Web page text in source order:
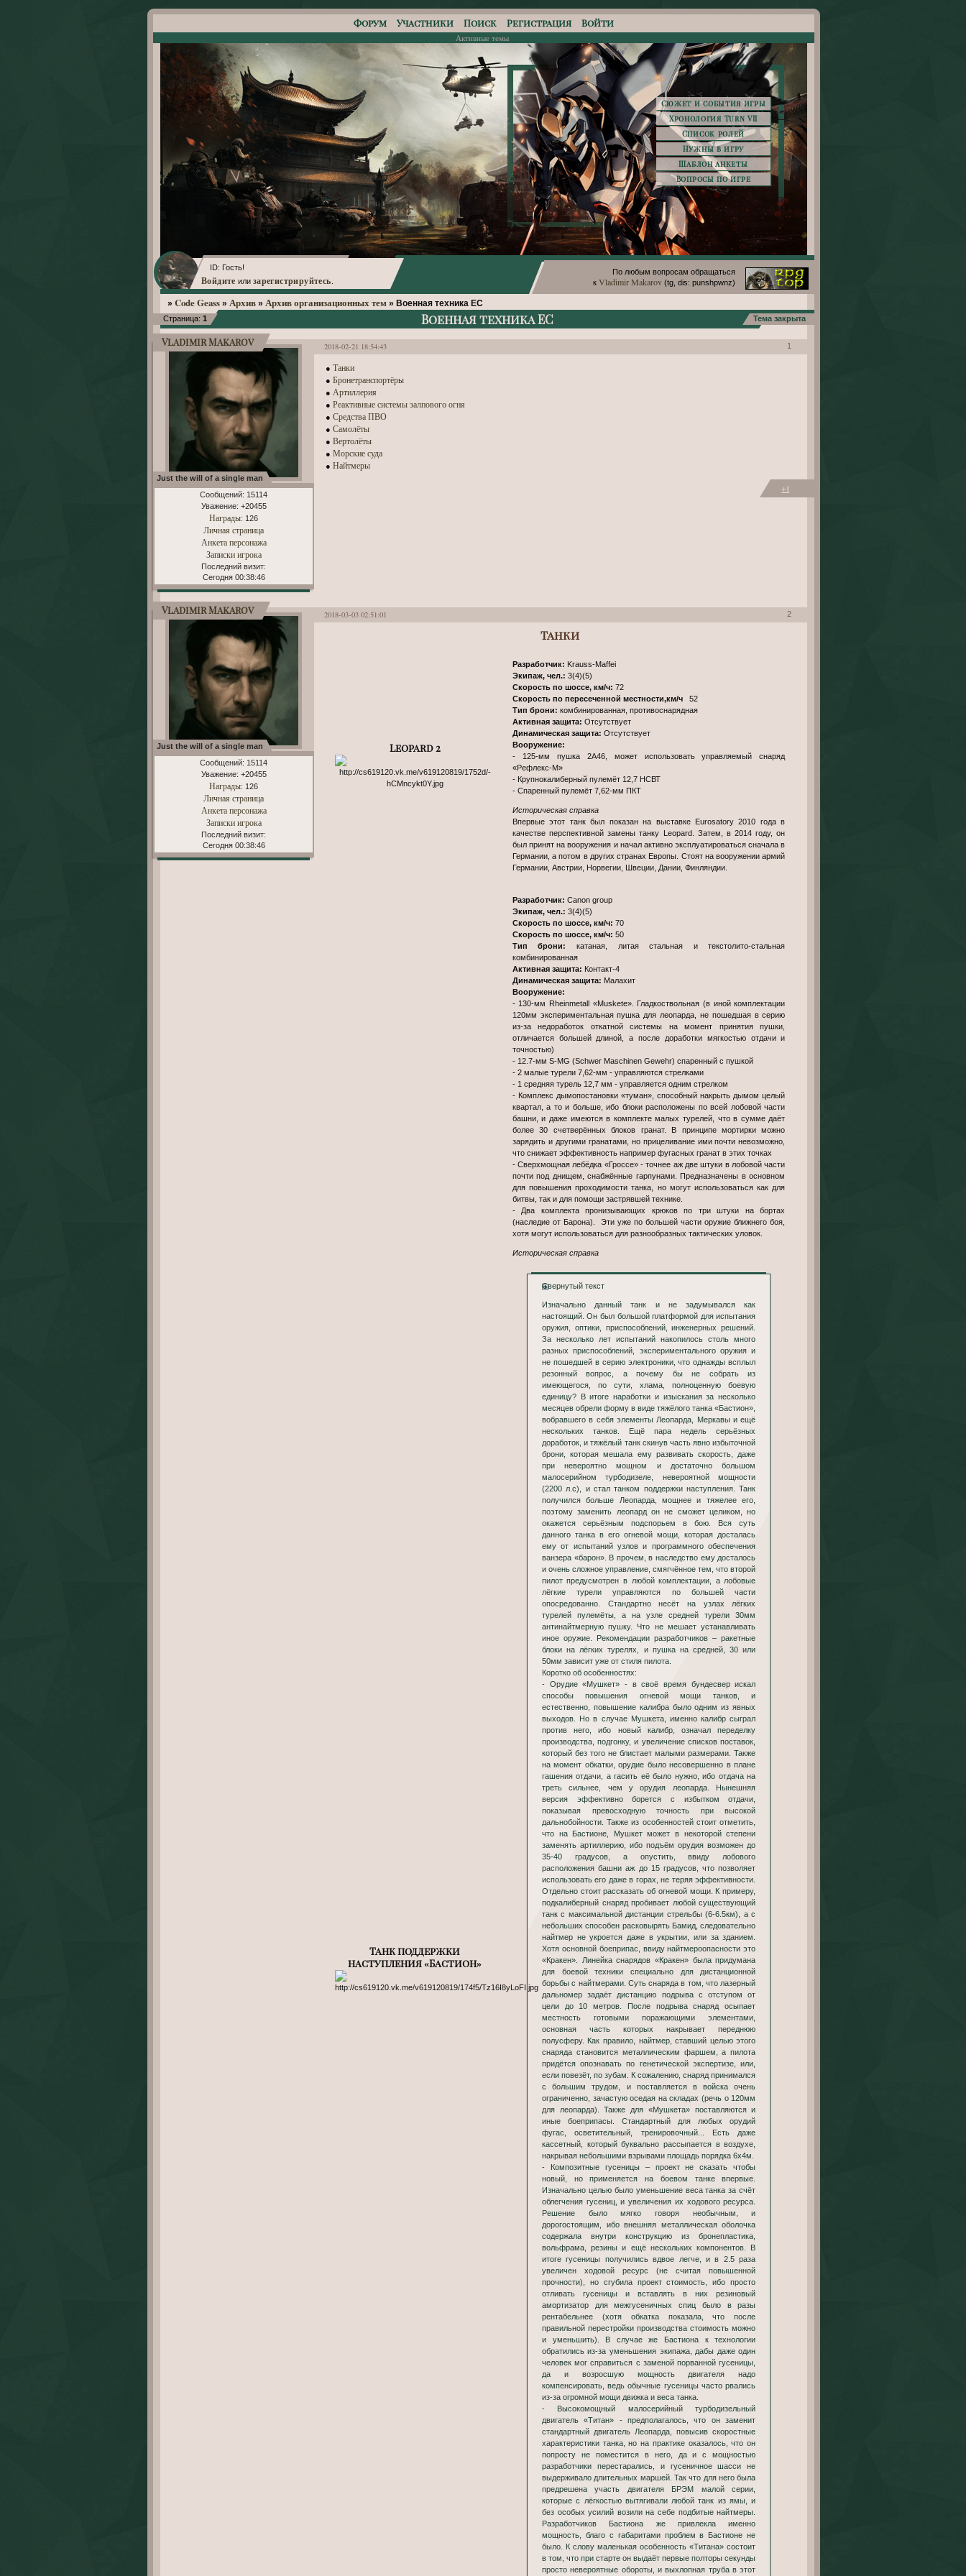
Сюжет и события игры
Хронология Turn VII
Список ролей
Нужны в игру
Шаблон анкеты
Вопросы по игре
По любым вопросам обращаться
к Vladimir Makarov (tg, dis: punshpwnz)
Форум Участники Поиск Регистрация Войти
Активные темы
ID: Гость!
Войдите или зарегистрируйтесь
» Code Geass » Архив » Архив организационных тем » Военная техника ЕС
Военная техника ЕС
Страница: 1 Тема закрыта
1
2018-02-21 18:54:43
Vladimir Makarov
Just the will of a single man
Сообщений: 15114
Уважение: +20455
Награды: 126
Личная страница
Анкета персонажа
Записки игрока
Последний визит:
Сегодня 00:38:46
● Танки
● Бронетранспортёры
● Артиллерия
● Реактивные системы залпового огня
● Средства ПВО
● Самолёты
● Вертолёты
● Морские суда
● Найтмеры
+1
2
2018-03-03 02:51:01
Vladimir Makarov
Just the will of a single man
Сообщений: 15114
Уважение: +20455
Награды: 126
Личная страница
Анкета персонажа
Записки игрока
Последний визит:
Сегодня 00:38:46
Танки
Leopard 2
Разработчик: Krauss-Maffei
Экипаж, чел.: 3(4)(5)
Скорость по шоссе, км/ч: 72
Скорость по пересеченной местности,км/ч
52
Тип брони: комбинированная, противоснарядная
Активная защита: Отсутствует
Динамическая защита: Отсутствует
Вооружение:
- 125-мм пушка 2А46, может использовать управляемый снаряд
«Рефлекс-М»
- Крупнокалиберный пулемёт 12,7 НСВТ
- Спаренный пулемёт 7,62-мм ПКТ
Историческая справка
Впервые этот танк был показан на выставке Eurosatory 2010 года в
качестве перспективной замены танку Leopard. Затем, в 2014 году, он
был принят на вооружения и начал активно эксплуатироваться сначала в
Германии, а потом в других странах Европы. Стоят на вооружении армий
Германии, Австрии, Норвегии, Швеции, Дании, Финляндии.
Танк поддержки
наступления «Бастион»
Разработчик: Canon group
Экипаж, чел.: 3(4)(5)
Скорость по шоссе, км/ч: 70
Скорость по шоссе, км/ч: 50
Тип брони:
катаная, литая стальная и текстолито-стальная
комбинированная
Активная защита: Контакт-4
Динамическая защита: Малахит
Вооружение:
- 130-мм Rheinmetall «Muskete». Гладкоствольная (в иной комплектации
120мм экспериментальная пушка для леопарда, не пошедшая в серию
из-за недоработок откатной системы на момент принятия пушки,
отличается большей длиной, а после доработки мягкостью отдачи и
точностью)
- 12.7-мм S-MG (Schwer Maschinen Gewehr) спаренный с пушкой
- 2 малые турели 7,62-мм - управляются стрелками
- 1 средняя турель 12,7 мм - управляется одним стрелком
- Комплекс дымопостановки «туман», способный накрыть дымом целый
квартал, а то и больше, ибо блоки расположены по всей лобовой части
башни, и даже имеются в комплекте малых турелей, что в сумме даёт
более 30 счетверённых блоков гранат. В принципе мортирки можно
зарядить и другими гранатами, но прицеливание ими почти невозможно,
что снижает эффективность например фугасных гранат в этих точках
- Сверхмощная лебёдка «Гроссе» - точнее аж две штуки в лобовой части
почти под днищем, снабжённые гарпунами. Предназначены в основном
для повышения проходимости танка, но могут использоваться как для
битвы, так и для помощи застрявшей технике.
- Два комплекта пронизывающих крюков по три штуки на бортах
(наследие от Барона). Эти уже по большей части оружие ближнего боя,
хотя могут использоваться для разнообразных тактических уловок.
Историческая справка
Свернутый текст
Изначально данный танк и не задумывался как
настоящий. Он был большой платформой для испытания
оружия, оптики, приспособлений, инженерных решений.
За несколько лет испытаний накопилось столь много
разных приспособлений, экспериментального оружия и
не пошедшей в серию электроники, что однажды всплыл
резонный вопрос, а почему бы не собрать из
имеющегося, по сути, хлама, полноценную боевую
единицу? В итоге наработки и изыскания за несколько
месяцев обрели форму в виде тяжёлого танка «Бастион»,
вобравшего в себя элементы Леопарда, Меркавы и ещё
нескольких танков. Ещё пара недель серьёзных
доработок, и тяжёлый танк скинув часть явно избыточной
брони, которая мешала ему развивать скорость, даже
при невероятно мощном и достаточно большом
малосерийном турбодизеле, невероятной мощности
(2200 л.с), и стал танком поддержки наступления. Танк
получился больше Леопарда, мощнее и тяжелее его,
поэтому заменить леопард он не сможет целиком, но
окажется серьёзным подспорьем в бою. Вся суть
данного танка в его огневой мощи, которая досталась
ему от испытаний узлов и программного обеспечения
ванзера «барон». В прочем, в наследство ему досталось
и очень сложное управление, смягчённое тем, что второй
пилот предусмотрен в любой комплектации, а лобовые
лёгкие турели управляются по большей части
опосредованно. Стандартно несёт на узлах лёгких
турелей пулемёты, а на узле средней турели 30мм
антинайтмерную пушку. Что не мешает устанавливать
иное оружие. Рекомендации разработчиков – ракетные
блоки на лёгких турелях, и пушка на средней, 30 или
50мм зависит уже от стиля пилота.
Коротко об особенностях:
- Орудие «Мушкет» - в своё время бундесвер искал
способы повышения огневой мощи танков, и
естественно, повышение калибра было одним из явных
выходов. Но в случае Мушкета, именно калибр сыграл
против него, ибо новый калибр, означал переделку
производства, подгонку, и увеличение списков поставок,
который без того не блистает малыми размерами. Также
на момент обкатки, орудие было несовершенно в плане
гашения отдачи, а гасить её было нужно, ибо отдача на
треть сильнее, чем у орудия леопарда. Нынешняя
версия эффективно борется с избытком отдачи,
показывая превосходную точность при высокой
дальнобойности. Также из особенностей стоит отметить,
что на Бастионе, Мушкет может в некоторой степени
заменять артиллерию, ибо подъём орудия возможен до
35-40 градусов, а опустить, ввиду лобового
расположения башни аж до 15 градусов, что позволяет
использовать его даже в горах, не теряя эффективности.
Отдельно стоит рассказать об огневой мощи. К примеру,
подкалиберный снаряд пробивает любой существующий
танк с максимальной дистанции стрельбы (6-6.5км), а с
небольших способен расковырять Бамид, следовательно
найтмер не укроется даже в укрытии, или за зданием.
Хотя основной боеприпас, ввиду найтмероопасности это
«Кракен». Линейка снарядов «Кракен» была придумана
для боевой техники специально для дистанционной
борьбы с найтмерами. Суть снаряда в том, что лазерный
дальномер задаёт дистанцию подрыва с отступом от
цели до 10 метров. После подрыва снаряд осыпает
местность готовыми поражающими элементами,
основная часть которых накрывает переднюю
полусферу. Как правило, найтмер, ставший целью этого
снаряда становится металлическим фаршем, а пилота
придётся опознавать по генетической экспертизе, или,
если повезёт, по зубам. К сожалению, снаряд принимался
с большим трудом, и поставляется в войска очень
ограниченно, зачастую оседая на складах (речь о 120мм
для леопарда). Также для «Мушкета» поставляются и
иные боеприпасы. Стандартный для любых орудий
фугас, осветительный, тренировочный... Есть даже
кассетный, который буквально рассыпается в воздухе,
накрывая небольшими взрывами площадь порядка 6х4м.
- Композитные гусеницы – проект не сказать чтобы
новый, но применяется на боевом танке впервые.
Изначально целью было уменьшение веса танка за счёт
облегчения гусениц, и увеличения их ходового ресурса.
Решение было мягко говоря необычным, и
дорогостоящим, ибо внешняя металлическая оболочка
содержала внутри конструкцию из бронепластика,
вольфрама, резины и ещё нескольких компонентов. В
итоге гусеницы получились вдвое легче, и в 2.5 раза
увеличен ходовой ресурс (не считая повышенной
прочности), но сгубила проект стоимость, ибо просто
отливать гусеницы и вставлять в них резиновый
амортизатор для межгусеничных спиц было в разы
рентабельнее (хотя обкатка показала, что после
правильной перестройки производства стоимость можно
и уменьшить). В случае же Бастиона к технологии
обратились из-за уменьшения экипажа, дабы даже один
человек мог справиться с заменой порванной гусеницы,
да и возросшую мощность двигателя надо
компенсировать, ведь обычные гусеницы часто рвались
из-за огромной мощи движка и веса танка.
- Высокомощный малосерийный турбодизельный
двигатель «Титан» - предполагалось, что он заменит
стандартный двигатель Леопарда, повысив скоростные
характеристики танка, но на практике оказалось, что он
попросту не поместится в него, да и с мощностью
разработчики перестарались, и гусеничное шасси не
выдерживало длительных маршей. Так что для него была
предрешена участь двигателя БРЭМ малой серии,
которые с лёгкостью вытягивали любой танк из ямы, и
без особых усилий возили на себе подбитые найтмеры.
Разработчиков Бастиона же привлекла именно
мощность, благо с габаритами проблем в Бастионе не
было. К слову маленькая особенность «Титана» состоит
в том, что при старте он выдаёт первые полторы секунды
просто невероятные обороты, и выхлопная труба в этот